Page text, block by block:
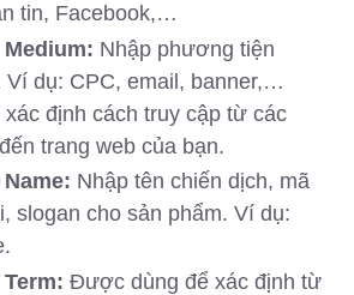
tin, Facebook,…
Nhập phương tiện
Ví dụ: CPC, email, banner,…
xác định cách truy cập từ các
trang web của bạn.
Nhập tên chiến dịch, mã
slogan cho sản phẩm. Ví dụ:
Được dùng để xác định từ